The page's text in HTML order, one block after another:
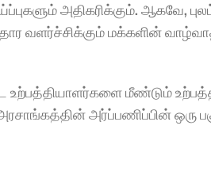
அதிகரிக்கும். ஆகவே,
வளர்ச்சிக்கும் மக்களின்
மீண்டும்
அர்ப்பணிப்பின் ஒரு